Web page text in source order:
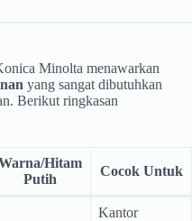
Minolta menawarkan
yang sangat dibutuhkan
Berikut ringkasan
Hitam
Putih
Cocok Untuk
Kantor